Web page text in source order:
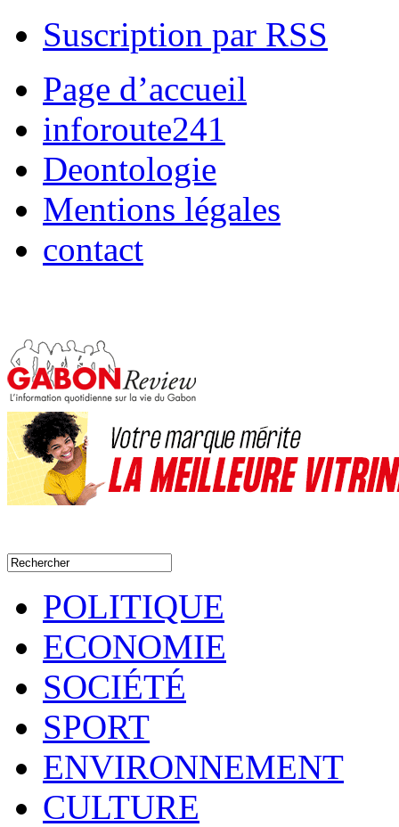
Suscription par RSS
Page d’accueil
inforoute241
Deontologie
Mentions légales
contact
POLITIQUE
ECONOMIE
SOCIÉTÉ
SPORT
ENVIRONNEMENT
CULTURE